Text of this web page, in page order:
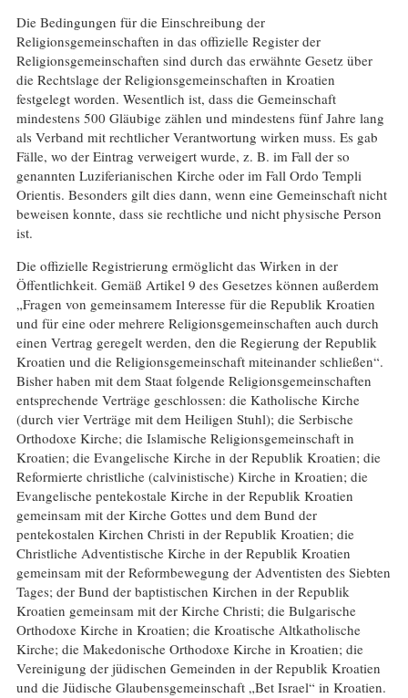
Die Bedingungen für die Einschreibung der
Religionsgemeinschaften in das offizielle Register der
Religionsgemeinschaften sind durch das erwähnte Gesetz über
die Rechtslage der Religionsgemeinschaften in Kroatien
festgelegt worden. Wesentlich ist, dass die Gemeinschaft
mindestens 500 Gläubige zählen und mindestens fünf Jahre lang
als Verband mit rechtlicher Verantwortung wirken muss. Es gab
Fälle, wo der Eintrag verweigert wurde, z. B. im Fall der so
genannten Luziferianischen Kirche oder im Fall Ordo Templi
Orientis. Besonders gilt dies dann, wenn eine Gemeinschaft nicht
beweisen konnte, dass sie rechtliche und nicht physische Person
ist.
Die offizielle Registrierung ermöglicht das Wirken in der
Öffentlichkeit. Gemäß Artikel 9 des Gesetzes können außerdem
„Fragen von gemeinsamem Interesse für die Republik Kroatien
und für eine oder mehrere Religionsgemeinschaften auch durch
einen Vertrag geregelt werden, den die Regierung der Republik
Kroatien und die Religionsgemeinschaft miteinander schließen“.
Bisher haben mit dem Staat folgende Religionsgemeinschaften
entsprechende Verträge geschlossen: die Katholische Kirche
(durch vier Verträge mit dem Heiligen Stuhl); die Serbische
Orthodoxe Kirche; die Islamische Religionsgemeinschaft in
Kroatien; die Evangelische Kirche in der Republik Kroatien; die
Reformierte christliche (calvinistische) Kirche in Kroatien; die
Evangelische pentekostale Kirche in der Republik Kroatien
gemeinsam mit der Kirche Gottes und dem Bund der
pentekostalen Kirchen Christi in der Republik Kroatien; die
Christliche Adventistische Kirche in der Republik Kroatien
gemeinsam mit der Reformbewegung der Adventisten des Siebten
Tages; der Bund der baptistischen Kirchen in der Republik
Kroatien gemeinsam mit der Kirche Christi; die Bulgarische
Orthodoxe Kirche in Kroatien; die Kroatische Altkatholische
Kirche; die Makedonische Orthodoxe Kirche in Kroatien; die
Vereinigung der jüdischen Gemeinden in der Republik Kroatien
und die Jüdische Glaubensgemeinschaft „Bet Israel“ in Kroatien.